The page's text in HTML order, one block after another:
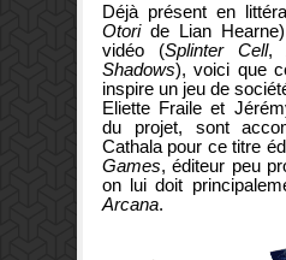
Déjà présent en
Otoride Lian
vidéo (Splinter Cell,
Shadows), voici que
inspire un jeu de
Eliette Fraile et
du projet, sont
Cathala pour ce titre
Games, éditeur peu
on lui doit
Arcana.